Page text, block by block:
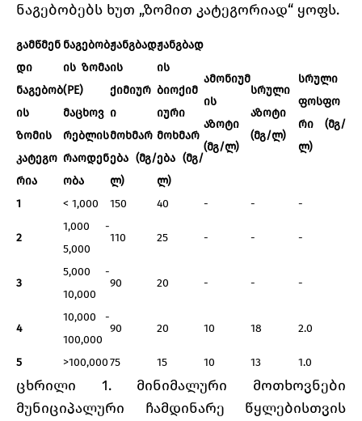
ნაგებობებს ხუთ „ზომით კატეგორიად“ ყოფს.
გამწმენ
დი
ნაგებობ
ის
ზომის
კატეგო
რია
ნაგებობ
ის ზომა
(PE)
მაცხოვ
რებლის
რაოდენ
ობა
ჟანგბად
ის
ქიმიურ
ი
მოხმარ
ება (მგ/
ლ)
ჟანგბად
ის
ბიოქიმ
იური
მოხმარ
ება (მგ/
ლ)
ამონიუმ
ის
აზოტი
(მგ/ლ)
სრული
აზოტი​
(მგ/ლ)
სრული
ფოსფო
რი (მგ/
ლ)
1 < 1,000 150 40 - - -
2
1,000 -
5,000
110 25 - - -
3
5,000 -
10,000
90 20 - - -
4
10,000 -
100,000
90 20 10 18 2.0
5 >100,00075 15 10 13 1.0
ცხრილი 1. მინიმალური მოთხოვნები
მუნიციპალური ჩამდინარე წყლებისთვის